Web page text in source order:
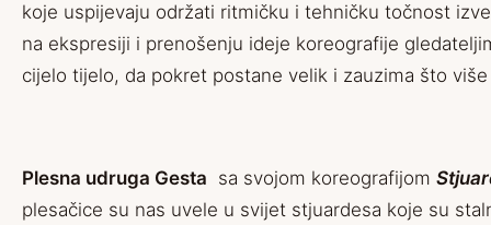
koje uspijevaju održati ritmičku i tehničku točnost
na ekspresiji i prenošenju ideje koreografije
cijelo tijelo, da pokret postane velik i zauzima što
Plesna udruga Gesta sa svojom koreografijom
plesačice su nas uvele u svijet stjuardesa koje su